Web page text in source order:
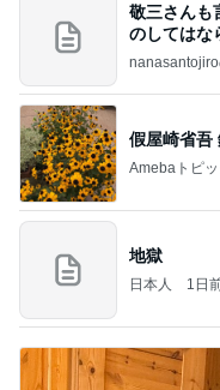
敬三さんも
のしてはな
のよ
假屋崎省吾
Amebaトピッ
地獄
日本人 1日